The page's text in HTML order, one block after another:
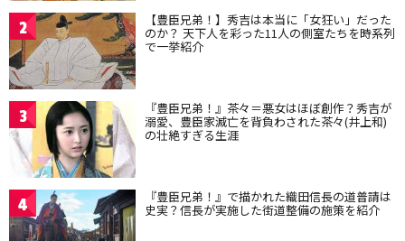
2 【豊臣兄弟！】秀吉は本当に「女狂い」だった
のか？ 天下人を彩った11人の側室たちを時系列
で一挙紹介
3 『豊臣兄弟！』茶々＝悪女はほぼ創作？秀吉が
溺愛、豊臣家滅亡を背負わされた茶々(井上和)
の壮絶すぎる生涯
4 『豊臣兄弟！』で描かれた織田信長の道普請は
史実？信長が実施した街道整備の施策を紹介